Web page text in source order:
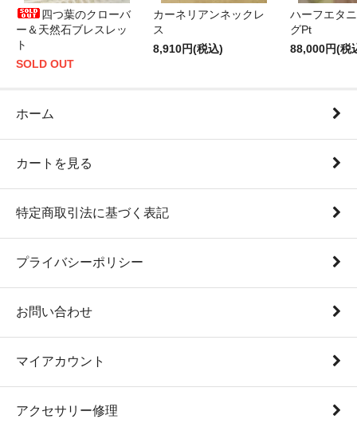
四つ葉のクローバ
ー＆天然石ブレスレッ
ト
SOLD OUT
カーネリアンネックレ
ス
8,910円(税込)
ハーフエタ
グPt
88,000円(税
ホーム
カートを見る
特定商取引法に基づく表記
プライバシーポリシー
お問い合わせ
マイアカウント
アクセサリー修理